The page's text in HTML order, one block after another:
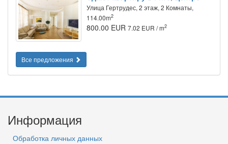
Улица Гертрудес, 2 этаж, 2 Комнаты,
114.00m2
800.00 EUR 7.02 EUR / m2
Все предложения
Информация
Обработка личных данных